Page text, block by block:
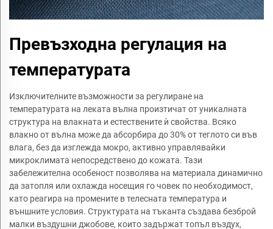
Превъзходна регулация на
температурата
Изключителните възможности за регулиране на
температурата на леката вълна произтичат от уникалната
структура на влакната и естествените ѝ свойства. Всяко
влакно от вълна може да абсорбира до 30% от теглото си във
влага, без да изглежда мокро, активно управлявайки
микроклимата непосредствено до кожата. Тази
забележителна особеност позволява на материала динамично
да затопля или охлажда носещия го човек по необходимост,
като реагира на промените в телесната температура и
външните условия. Структурата на тъканта създава безброй
малки въздушни джобове, които задържат топъл въздух,